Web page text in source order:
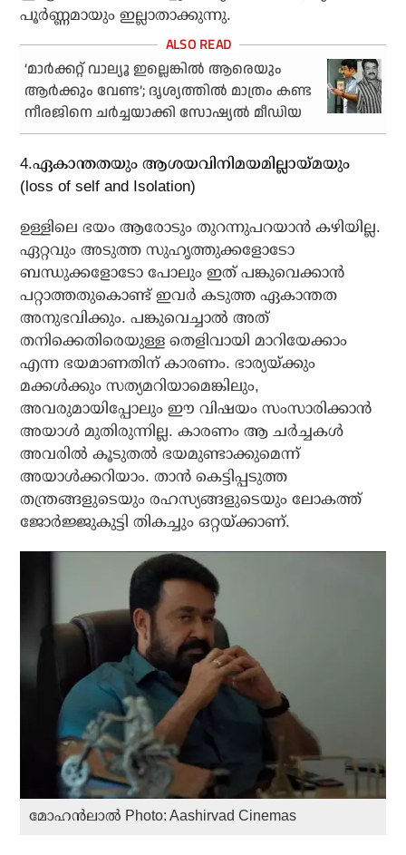
പൂര്‍ണ്ണമായും ഇല്ലാതാക്കുന്നു.
‘മാർക്കറ്റ് വാല്യൂ ഇല്ലെങ്കിൽ ആരെയും
ആർക്കും വേണ്ട’; ദൃശ്യത്തിൽ മാത്രം കണ്ട
നീരജിനെ ചർച്ചയാക്കി സോഷ്യൽ മീഡിയ
4.ഏകാന്തതയും ആശയവിനിമയമില്ലായ്മയും
(loss of self and Isolation)
ഉള്ളിലെ ഭയം ആരോടും തുറന്നുപറയാന്‍ കഴിയില്ല.
ഏറ്റവും അടുത്ത സുഹൃത്തുക്കളോടോ
ബന്ധുക്കളോടോ പോലും ഇത് പങ്കുവെക്കാന്‍
പറ്റാത്തതുകൊണ്ട് ഇവര്‍ കടുത്ത ഏകാന്തത
അനുഭവിക്കും. പങ്കുവെച്ചാല്‍ അത്
തനിക്കെതിരെയുള്ള തെളിവായി മാറിയേക്കാം
എന്ന ഭയമാണതിന് കാരണം. ഭാര്യയ്ക്കും
മക്കള്‍ക്കും സത്യമറിയാമെങ്കിലും,
അവരുമായിപ്പോലും ഈ വിഷയം സംസാരിക്കാന്‍
അയാള്‍ മുതിരുന്നില്ല. കാരണം ആ ചര്‍ച്ചകള്‍
അവരില്‍ കൂടുതല്‍ ഭയമുണ്ടാക്കുമെന്ന്
അയാള്‍ക്കറിയാം. താന്‍ കെട്ടിപ്പടുത്ത
തന്ത്രങ്ങളുടെയും രഹസ്യങ്ങളുടെയും ലോകത്ത്
ജോര്‍ജ്ജുകുട്ടി തികച്ചും ഒറ്റയ്ക്കാണ്.
മോഹന്‍ലാല്‍ Photo: Aashirvad Cinemas